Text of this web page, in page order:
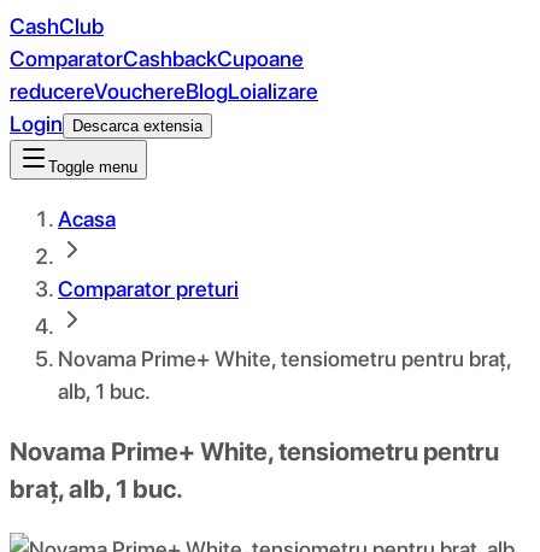
CashClub
ComparatorCashbackCupoane
reducereVouchereBlogLoializare
Login
Descarca extensia
Toggle menu
Acasa
Comparator preturi
Novama Prime+ White, tensiometru pentru braț,
alb, 1 buc.
Novama Prime+ White, tensiometru pentru
braț, alb, 1 buc.